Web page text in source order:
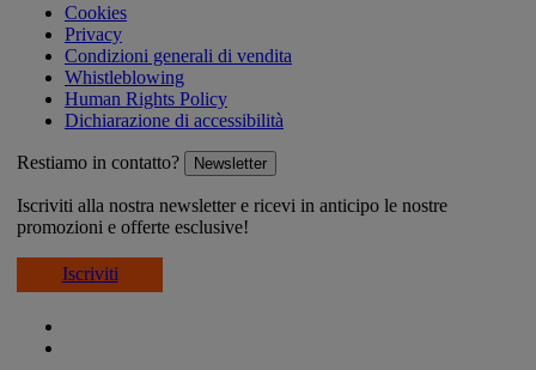
Cookies
Privacy
Condizioni generali di vendita
Whistleblowing
Human Rights Policy
Dichiarazione di accessibilità
Restiamo in contatto? Newsletter
Iscriviti alla nostra newsletter e ricevi in anticipo le nostre
promozioni e offerte esclusive!
Iscriviti